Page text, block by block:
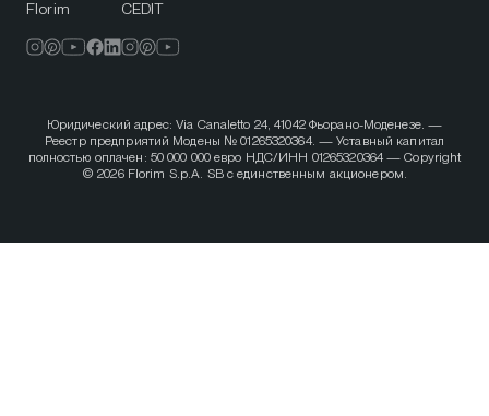
Florim CEDIT
Юридический адрес: Via Canaletto 24, 41042 Фьорано-Моденезе. —
Реестр предприятий Модены № 01265320364. — Уставный капитал
полностью оплачен: 50 000 000 евро НДС/ИНН 01265320364 — Copyright
© 2026 Florim S.p.A. SB с единственным акционером.